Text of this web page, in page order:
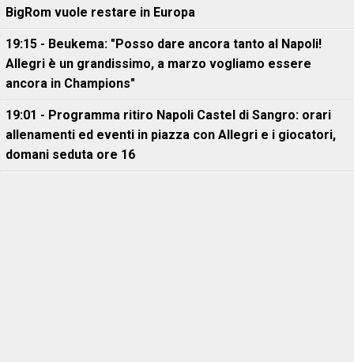
BigRom vuole restare in Europa
19:15 - Beukema: "Posso dare ancora tanto al Napoli!
Allegri è un grandissimo, a marzo vogliamo essere
ancora in Champions"
19:01 - Programma ritiro Napoli Castel di Sangro: orari
allenamenti ed eventi in piazza con Allegri e i giocatori,
domani seduta ore 16